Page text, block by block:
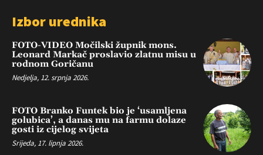
Izbor urednika
FOTO-VIDEO Močilski župnik mons.
Leonard Markač proslavio zlatnu misu u
rodnom Goričanu
Nedjelja, 12. srpnja 2026.
FOTO Branko Funtek bio je ‘usamljena
golubica’, a danas mu na farmu dolaze
gosti iz cijelog svijeta
Srijeda, 17. lipnja 2026.